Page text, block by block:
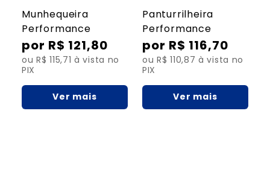
Munhequeira
Performance
R$ 121,80
ou R$ 115,71 à vista no
PIX
Ver mais
Panturrilheira
Performance
R$ 116,70
ou R$ 110,87 à vista no
PIX
Ver mais